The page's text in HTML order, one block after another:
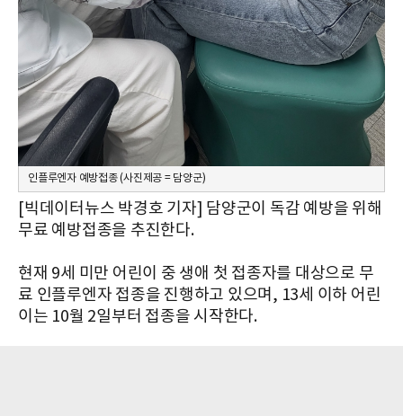
인플루엔자 예방접종 (사진제공 = 담양군)
[빅데이터뉴스 박경호 기자] 담양군이 독감 예방을 위해
무료 예방접종을 추진한다.
현재 9세 미만 어린이 중 생애 첫 접종자를 대상으로 무
료 인플루엔자 접종을 진행하고 있으며, 13세 이하 어린
이는 10월 2일부터 접종을 시작한다.